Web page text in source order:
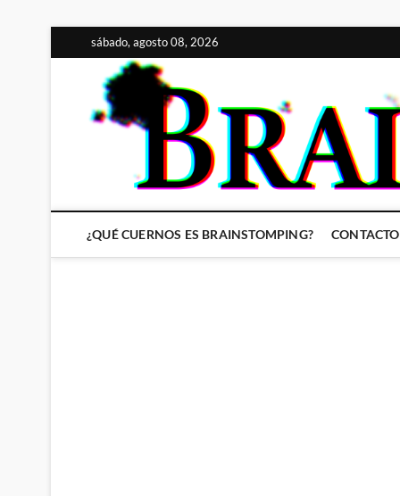
al
contenido
sábado, agosto 08, 2026
¿QUÉ CUERNOS ES BRAINSTOMPING? CONTACTO